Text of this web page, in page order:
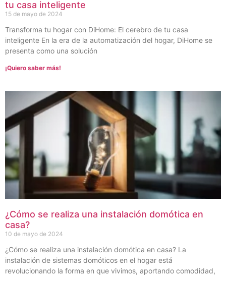
tu casa inteligente
15 de mayo de 2024
Transforma tu hogar con DiHome: El cerebro de tu casa
inteligente En la era de la automatización del hogar, DiHome se
presenta como una solución
¡Quiero saber más!
¿Cómo se realiza una instalación domótica en
casa?
10 de mayo de 2024
¿Cómo se realiza una instalación domótica en casa? La
instalación de sistemas domóticos en el hogar está
revolucionando la forma en que vivimos, aportando comodidad,